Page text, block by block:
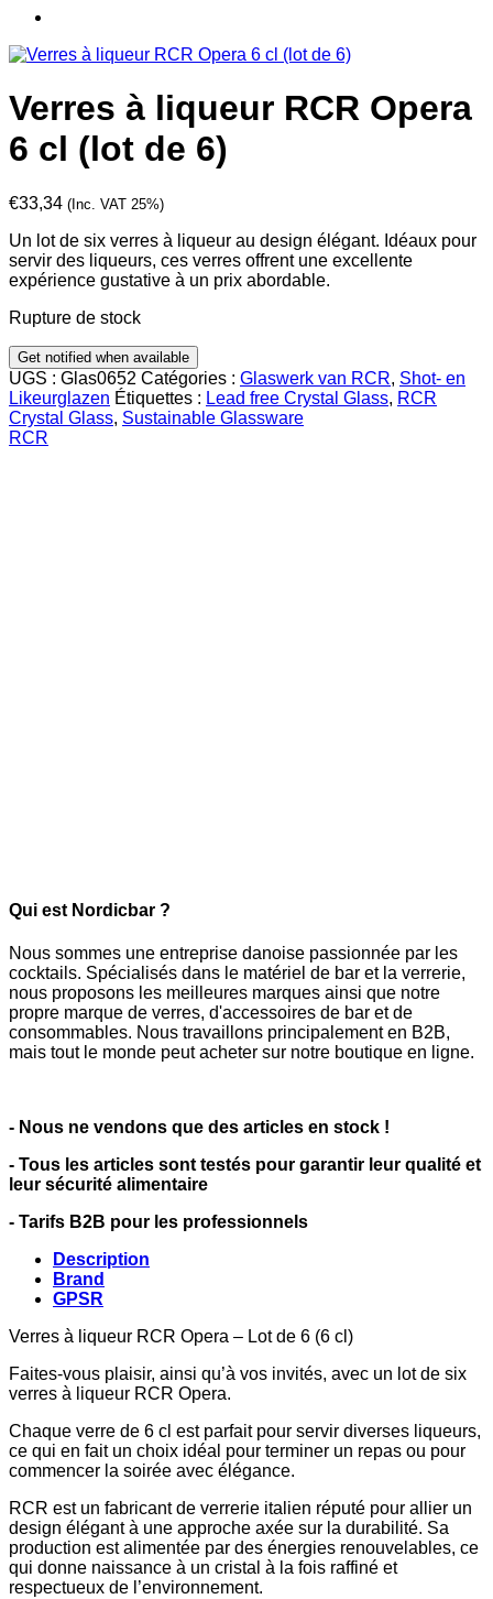
Verres à liqueur RCR Opera
6 cl (lot de 6)
€33,34 (Inc. VAT 25%)
Un lot de six verres à liqueur au design élégant. Idéaux pour
servir des liqueurs, ces verres offrent une excellente
expérience gustative à un prix abordable.
Rupture de stock
UGS : Glas0652 Catégories : Glaswerk van RCR, Shot- en
Likeurglazen Étiquettes : Lead free Crystal Glass, RCR
Crystal Glass, Sustainable Glassware
RCR
Qui est Nordicbar ?
Nous sommes une entreprise danoise passionnée par les
cocktails. Spécialisés dans le matériel de bar et la verrerie,
nous proposons les meilleures marques ainsi que notre
propre marque de verres, d'accessoires de bar et de
consommables. Nous travaillons principalement en B2B,
mais tout le monde peut acheter sur notre boutique en ligne.
- Nous ne vendons que des articles en stock !
- Tous les articles sont testés pour garantir leur qualité et
leur sécurité alimentaire
- Tarifs B2B pour les professionnels
Description
Brand
GPSR
Verres à liqueur RCR Opera – Lot de 6 (6 cl)
Faites-vous plaisir, ainsi qu’à vos invités, avec un lot de six
verres à liqueur RCR Opera.
Chaque verre de 6 cl est parfait pour servir diverses liqueurs,
ce qui en fait un choix idéal pour terminer un repas ou pour
commencer la soirée avec élégance.
RCR est un fabricant de verrerie italien réputé pour allier un
design élégant à une approche axée sur la durabilité. Sa
production est alimentée par des énergies renouvelables, ce
qui donne naissance à un cristal à la fois raffiné et
respectueux de l’environnement.